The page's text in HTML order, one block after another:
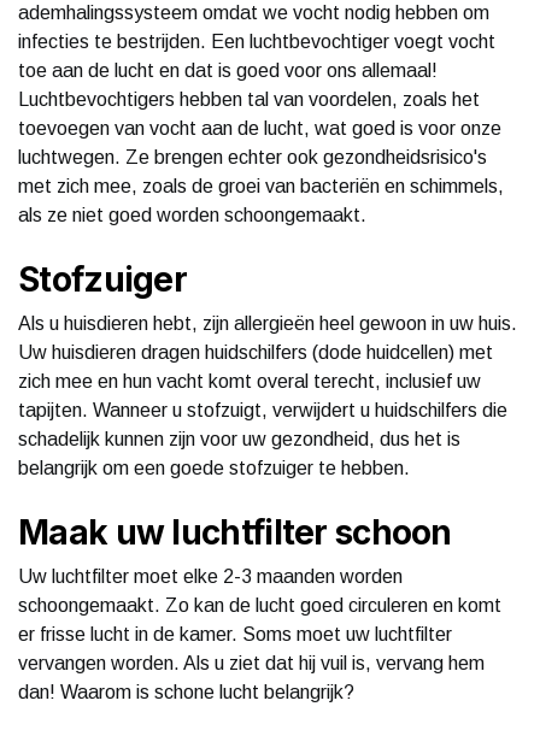
ademhalingssysteem omdat we vocht nodig hebben om
infecties te bestrijden. Een luchtbevochtiger voegt vocht
toe aan de lucht en dat is goed voor ons allemaal!
Luchtbevochtigers hebben tal van voordelen, zoals het
toevoegen van vocht aan de lucht, wat goed is voor onze
luchtwegen. Ze brengen echter ook gezondheidsrisico's
met zich mee, zoals de groei van bacteriën en schimmels,
als ze niet goed worden schoongemaakt.
Stofzuiger
Als u huisdieren hebt, zijn allergieën heel gewoon in uw huis.
Uw huisdieren dragen huidschilfers (dode huidcellen) met
zich mee en hun vacht komt overal terecht, inclusief uw
tapijten. Wanneer u stofzuigt, verwijdert u huidschilfers die
schadelijk kunnen zijn voor uw gezondheid, dus het is
belangrijk om een goede stofzuiger te hebben.
Maak uw luchtfilter schoon
Uw luchtfilter moet elke 2-3 maanden worden
schoongemaakt. Zo kan de lucht goed circuleren en komt
er frisse lucht in de kamer. Soms moet uw luchtfilter
vervangen worden. Als u ziet dat hij vuil is, vervang hem
dan! Waarom is schone lucht belangrijk?